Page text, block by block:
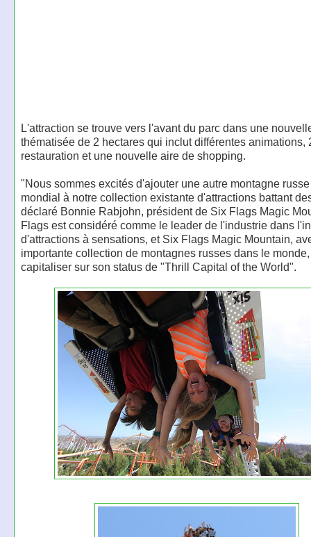
L'attraction se trouve vers l'avant du parc dans une
thématisée de 2 hectares qui inclut différentes animations,
restauration et une nouvelle aire de shopping.
"Nous sommes excités d'ajouter une autre montagne
mondial à notre collection existante d'attractions battant
déclaré Bonnie Rabjohn, président de Six Flags Magic
Flags est considéré comme le leader de l'industrie dans
d'attractions à sensations, et Six Flags Magic Mountain,
importante collection de montagnes russes dans le
capitaliser sur son status de "Thrill Capital of the World".